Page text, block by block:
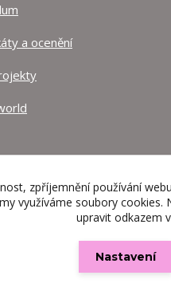
a ocenění
Vytvořeno na
zpříjemnění používání
využíváme soubory
upravit odkazem
Nastavení